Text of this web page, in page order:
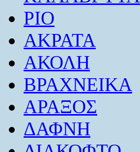
ΡΙΟ
ΑΚΡΑΤΑ
ΑΚΟΛΗ
ΒΡΑΧΝΕΙΚΑ
ΑΡΑΞΟΣ
ΔΑΦΝΗ